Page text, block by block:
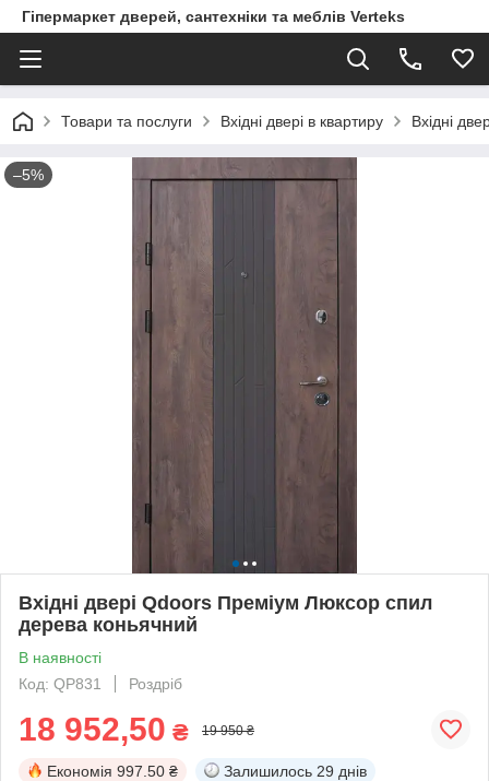
Гіпермаркет дверей, сантехніки та меблів Verteks
Товари та послуги Вхідні двері в квартиру Вхідні
–5%
Вхідні двері Qdoors Преміум Люксор спил
дерева коньячний
В наявності
Код: QР831
Роздріб
18 952,50 ₴ 19 950 ₴
Економія 997.50 ₴ Залишилось 29 днів